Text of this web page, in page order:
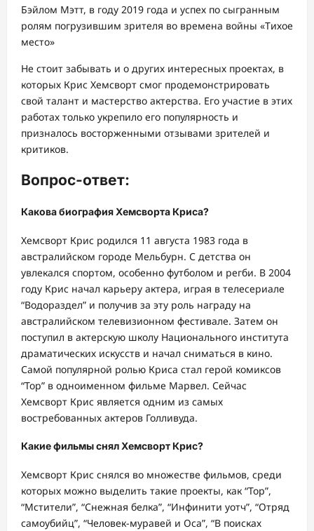
Бэйлом Мэтт, в году 2019 года и успех по сыгранным
ролям погрузившим зрителя во времена войны «Тихое
место»
Не стоит забывать и о других интересных проектах, в
которых Крис Хемсворт смог продемонстрировать
свой талант и мастерство актерства. Его участие в этих
работах только укрепило его популярность и
призналось восторженными отзывами зрителей и
критиков.
Вопрос-ответ:
Какова биография Хемсворта Криса?
Хемсворт Крис родился 11 августа 1983 года в
австралийском городе Мельбурн. С детства он
увлекался спортом, особенно футболом и регби. В 2004
году Крис начал карьеру актера, играя в телесериале
“Водораздел” и получив за эту роль награду на
австралийском телевизионном фестивале. Затем он
поступил в актерскую школу Национального института
драматических искусств и начал сниматься в кино.
Самой популярной ролью Криса стал герой комиксов
“Тор” в одноименном фильме Марвел. Сейчас
Хемсворт Крис является одним из самых
востребованных актеров Голливуда.
Какие фильмы снял Хемсворт Крис?
Хемсворт Крис снялся во множестве фильмов, среди
которых можно выделить такие проекты, как “Тор”,
“Мстители”, “Снежная белка”, “Инфинити уотч”, “Отряд
самоубийц”, “Человек-муравей и Оса”, “В поисках